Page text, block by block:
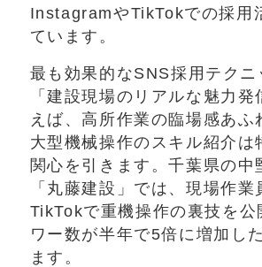
InstagramやTikTokでの採用
ています。
最も効果的なSNS採用テクニ
「建設現場のリアルな魅力発
えば、高所作業の臨場感あふ
大型機械操作のスキル紹介は
関心を引きます。千葉県の中
「丸藤建設」では、現場作業
TikTokで重機操作の裏技を公
ワー数が半年で5倍に増加し
ます。